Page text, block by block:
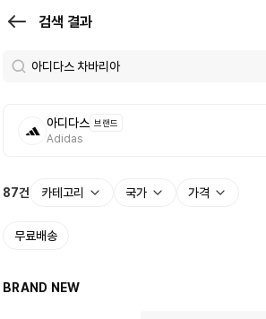
검색 결과
로
아디다스 브랜드
Adidas
87건 카테고리 국가 가격
무료배송
BRAND NEW